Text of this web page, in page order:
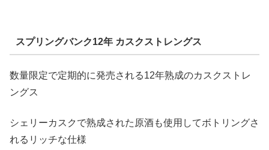
スプリングバンク12年 カスクストレングス
数量限定で定期的に発売される12年熟成のカスクストレ
ングス
シェリーカスクで熟成された原酒も使用してボトリングさ
れるリッチな仕様